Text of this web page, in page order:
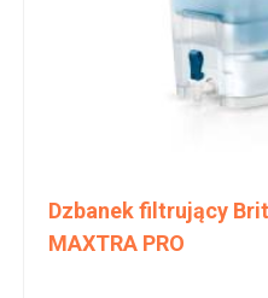
Dzbanek filtrujący
MAXTRA PRO